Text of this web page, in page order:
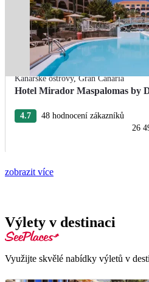
Kanárské ostrovy,Gran Canaria
Hotel Mirador Maspalomas by
4.7
48 hodnocení zákazníků
26
zobrazit více
Výlety v destinaci
Využijte skvělé nabídky výletů v